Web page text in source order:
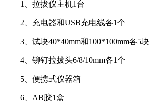
1、拉拔仪主机1台
2、充电器和USB充电线各1个
3、试块40*40mm和100*100mm各5块
4、铆钉拉拔头6/8/10mm各1个
5、便携式仪器箱
6、AB胶1盒